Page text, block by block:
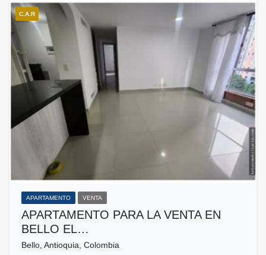
C.A.R
APARTAMENTO VENTA
APARTAMENTO PARA LA VENTA EN
BELLO EL…
Bello, Antioquia, Colombia